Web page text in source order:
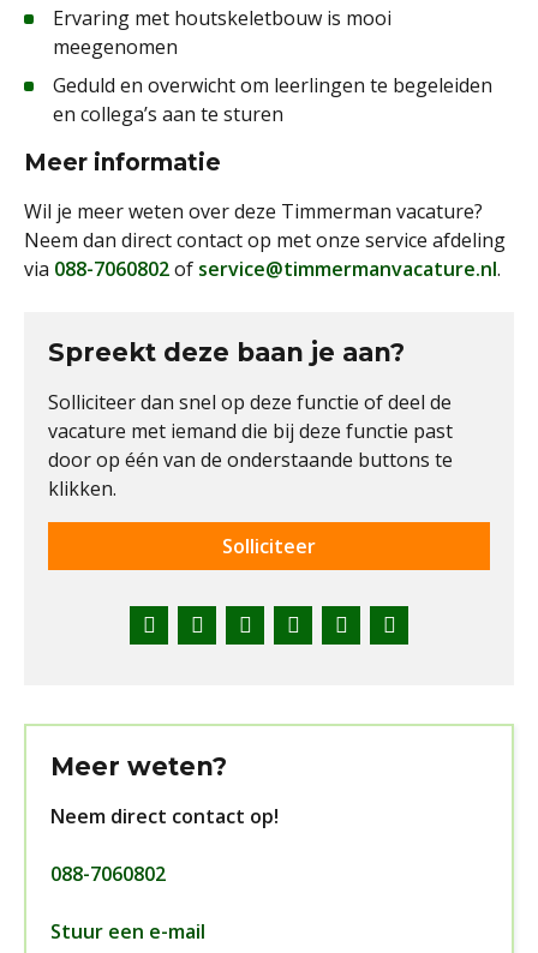
Ervaring met houtskeletbouw is mooi
meegenomen
Geduld en overwicht om leerlingen te begeleiden
en collega’s aan te sturen
Meer informatie
Wil je meer weten over deze Timmerman vacature?
Neem dan direct contact op met onze service afdeling
via 088-7060802of service@timmermanvacature.nl.
Spreekt deze baan je aan?
Solliciteer dan snel op deze functie of deel de
vacature met iemand die bij deze functie past
door op één van de onderstaande buttons te
klikken.
FacebookTwitterLinkedInPinterestWhatsApp
Solliciteer
Meer weten?
Neem direct contact op!
088-7060802
Stuur een e-mail